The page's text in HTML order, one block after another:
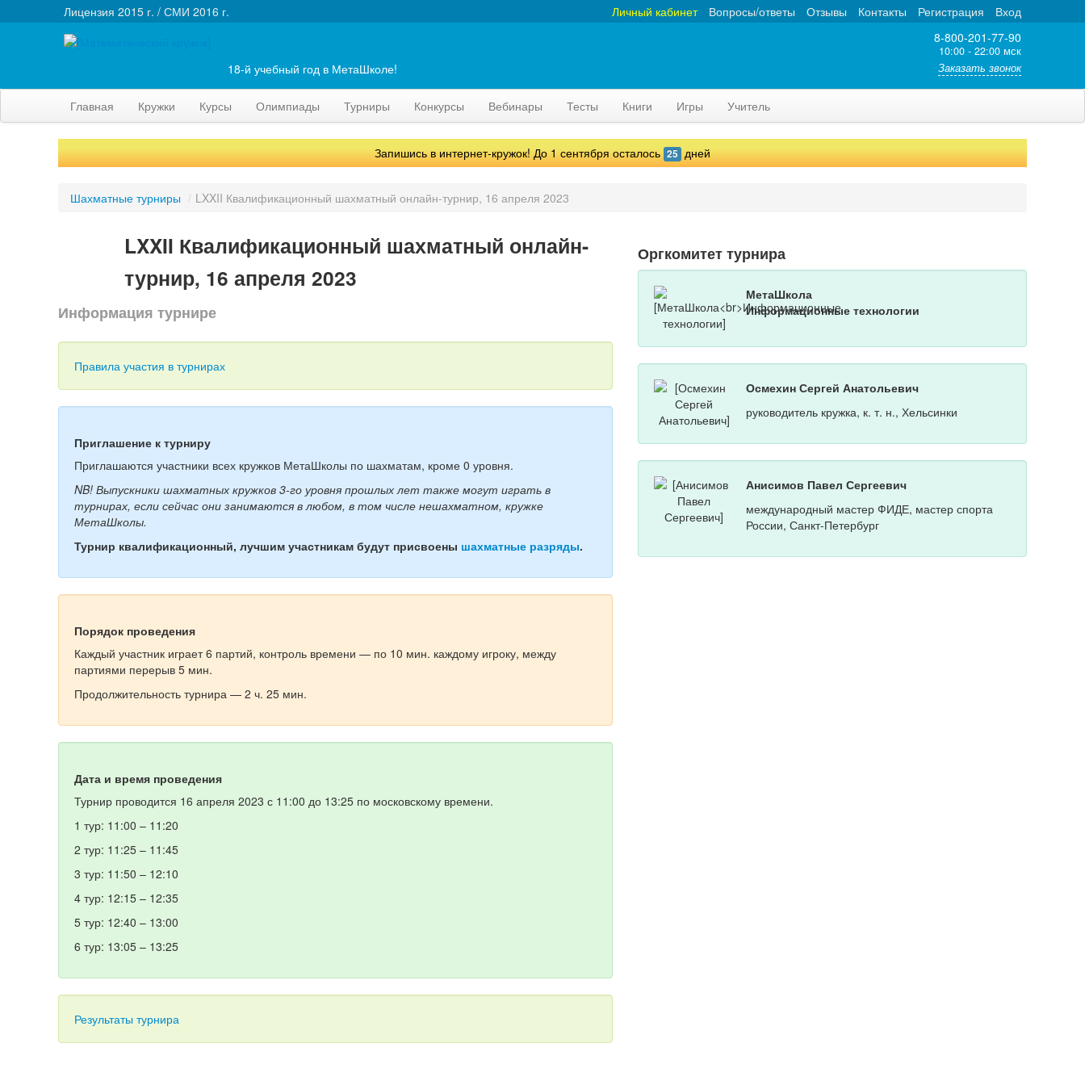
Лицензия 2015 г. / СМИ 2016 г. Вход
Регистрация
Контакты
Отзывы
Вопросы/ответы
Личный кабинет
8-800-201-77-90
10:00 - 22:00 мск
Заказать звонок
18-й учебный год в МетаШколе!
Главная Кружки Курсы Олимпиады Турниры Конкурсы Вебинары Тесты Книги Игры Учитель
Запишись в интернет-кружок! До 1 сентября осталось 25 дней
Шахматные турниры / LXXII Квалификационный шахматный онлайн-турнир, 16 апреля 2023
LXXII Квалификационный шахматный онлайн-
турнир, 16 апреля 2023
Информация турнире
Правила участия в турнирах
Приглашение к турниру
Приглашаются участники всех кружков МетаШколы по шахматам, кроме 0 уровня.
NB! Выпускники шахматных кружков 3-го уровня прошлых лет также могут играть в
турнирах, если сейчас они занимаются в любом, в том числе нешахматном, кружке
МетаШколы.
Турнир квалификационный, лучшим участникам будут присвоены шахматные разряды.
Порядок проведения
Каждый участник играет 6 партий, контроль времени — по 10 мин. каждому игроку, между
партиями перерыв 5 мин.
Продолжительность турнира — 2 ч. 25 мин.
Дата и время проведения
Турнир проводится 16 апреля 2023 с 11:00 до 13:25 по московскому времени.
1 тур: 11:00 – 11:20
2 тур: 11:25 – 11:45
3 тур: 11:50 – 12:10
4 тур: 12:15 – 12:35
5 тур: 12:40 – 13:00
6 тур: 13:05 – 13:25
Результаты турнира
Оргкомитет турнира
МетаШкола
Информационные технологии
Осмехин Сергей Анатольевич
руководитель кружка, к. т. н., Хельсинки
Анисимов Павел Сергеевич
международный мастер ФИДЕ, мастер спорта
России, Санкт-Петербург